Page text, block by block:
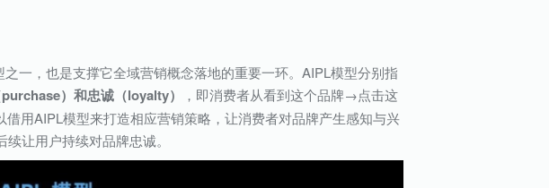
一，也是支撑它全域营销概念落地的重要一环。AIPL模型分别指
）和忠诚（loyalty）
，即消费者从看到这个品牌→点击这
用AIPL模型来打造相应营销策略，让消费者对品牌产生感知与兴
让用户持续对品牌忠诚。